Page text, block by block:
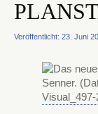
Veröffentlicht: 23. Juni